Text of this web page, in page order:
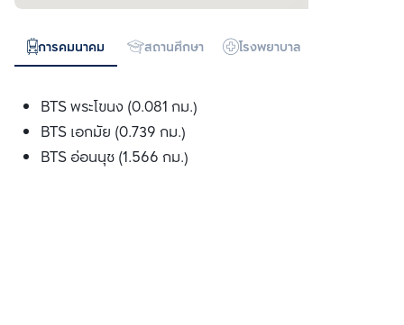
การคมนาคม สถานศึกษา โรงพยาบาล
BTS พระโขนง (0.081 กม.)
BTS เอกมัย (0.739 กม.)
BTS อ่อนนุช (1.566 กม.)